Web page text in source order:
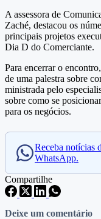
A assessora de
Zaché, destacou os
principais projetos
Dia D do Comerciante.
Para encerrar o
de uma palestra sobre
ministrada pelo
sobre como se
para os negócios.
Receba notícias
WhatsApp.
Compartilhe
Deixe um comentário